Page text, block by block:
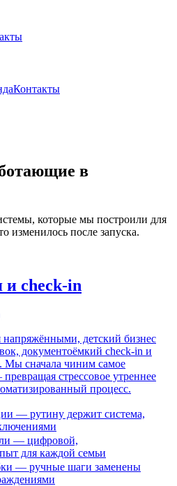
Контакты
в
которые мы построили для
изменилось после запуска.
и check-in
напряжёнными, детский бизнес
документоёмкий check-in и
Мы сначала чиним самое
стрессовое утреннее
процесс.
— рутину держит система,
— цифровой,
для каждой семьи
— ручные шаги заменены